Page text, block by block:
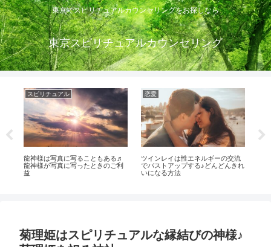
東京でスピリチュアルカウンセリングをお探しなら
東京スピリチュアルカウンセリング
スピリチュアル
龍神様は写真に写ることもある♬
龍神様が写真に写ったときのご利
益
恋愛
ツインレイは性エネルギーの交流
でバストアップする♪どんどんきれ
いになる方法
菊理姫はスピリチュアルな縁結びの神様♪